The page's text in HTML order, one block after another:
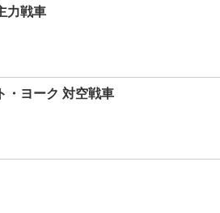
力戦車
・ヨーク 対空戦車